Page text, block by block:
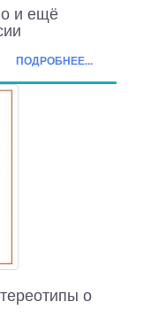
и ещё
ПОДРОБНЕЕ...
о